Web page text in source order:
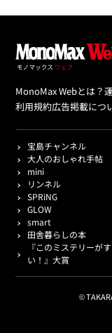
MonoMax Webとは？
利用規約広告掲載につ
宝島チャンネル
大人のおしゃれ手帖
mini
リンネル
SPRiNG
GLOW
smart
田舎暮らしの本
『このミステリーが
い！』大賞
©